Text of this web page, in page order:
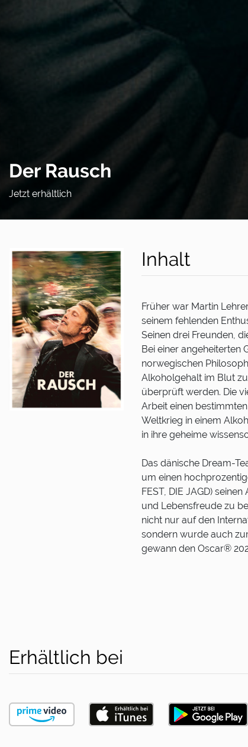
Der Rausch
Jetzt erhältlich
Inhalt
Früher war Martin
seinem fehlenden
Seinen drei Freunden,
Bei einer angeheiterten
norwegischen
Alkoholgehalt im Blut
überprüft werden. Die
Arbeit einen
Weltkrieg in einem
in ihre geheime
Das dänische Dream-
um einen
FEST, DIE JAGD)
und Lebensfreude zu
nicht nur auf den
sondern wurde auch
gewann den Oscar®
Erhältlich bei